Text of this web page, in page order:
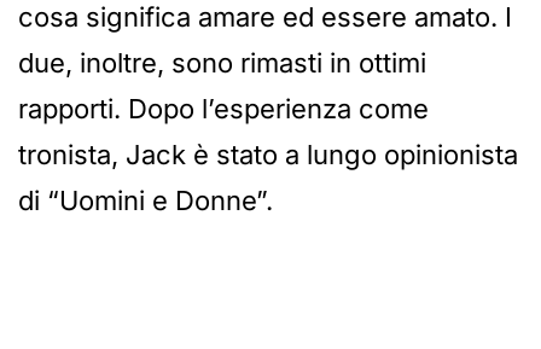
cosa significa amare ed essere amato. I
due, inoltre, sono rimasti in ottimi
rapporti. Dopo l’esperienza come
tronista, Jack è stato a lungo opinionista
di “Uomini e Donne”.